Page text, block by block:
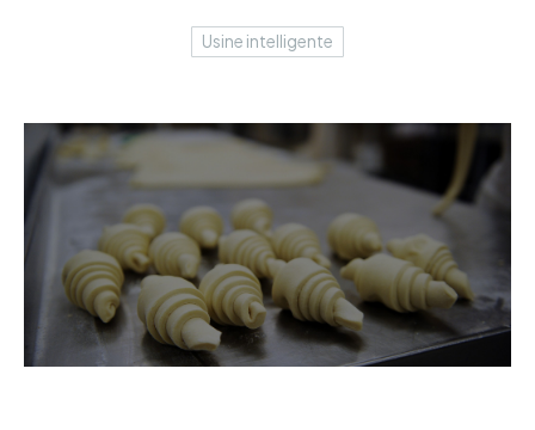
Usine intelligente